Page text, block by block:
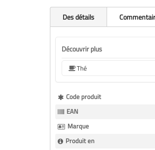
Des détails
Découvrir plus
Thé
Plus
d’information
Code produit
EAN
Marque
Produit en